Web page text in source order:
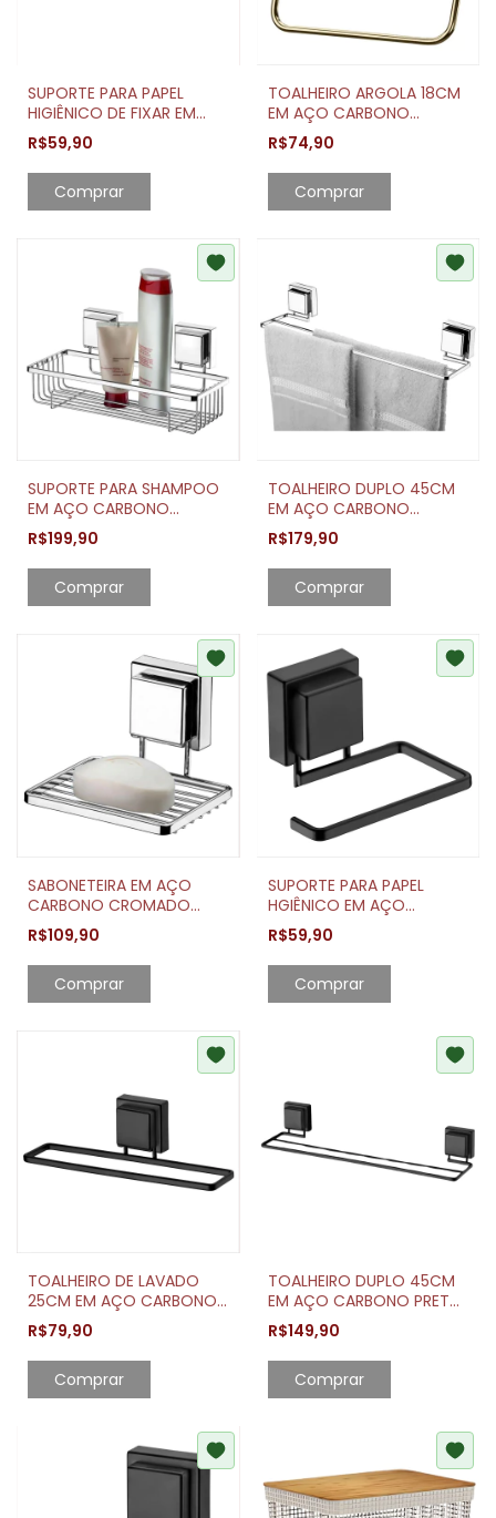
SUPORTE PARA PAPEL
HIGIÊNICO DE FIXAR EM
AÇO CARBONO DOURADO
R$59,90
Comprar
TOALHEIRO ARGOLA 18CM
EM AÇO CARBONO
DOURADO
R$74,90
Comprar
SUPORTE PARA SHAMPOO
EM AÇO CARBONO
CROMADO COM VENTOSA
R$199,90
Comprar
TOALHEIRO DUPLO 45CM
EM AÇO CARBONO
CROMADO COM VENTOSA
R$179,90
Comprar
SABONETEIRA EM AÇO
CARBONO CROMADO
COM VENTOSA
R$109,90
Comprar
SUPORTE PARA PAPEL
HGIÊNICO EM AÇO
CARBONO PRETO FOSCO
COM VENTOSA
R$59,90
Comprar
TOALHEIRO DE LAVADO
25CM EM AÇO CARBONO
PRETO FOSCO COM
VENTOSA
R$79,90
Comprar
TOALHEIRO DUPLO 45CM
EM AÇO CARBONO PRETO
FOSCO COM VENTOSA
R$149,90
Comprar